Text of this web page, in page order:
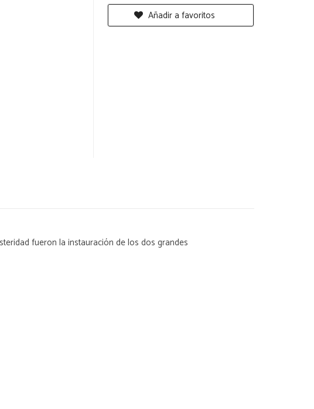
Añadir a favoritos
fueron la instauración de los dos grandes